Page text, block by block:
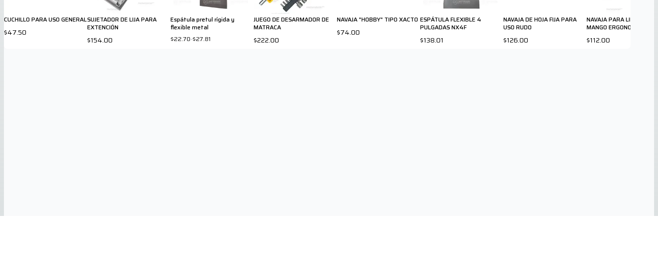
CUCHILLO PARA USO GENERAL
$47.50
SUJETADOR DE LIJA PARA
EXTENCIÓN
$154.00
Espátula pretul rígida y
flexible metal
$22.70-$27.81
JUEGO DE DESARMADOR DE
MATRACA
$222.00
NAVAJA "HOBBY" TIPO XACTO
$74.00
ESPÁTULA FLEXIBLE 4
PULGADAS NX4F
$138.01
NAVAJA DE HOJA FIJA PARA
USO RUDO
$126.00
NAVAJA PARA LINOLEO
MANGO ERGONOMICO
$112.00